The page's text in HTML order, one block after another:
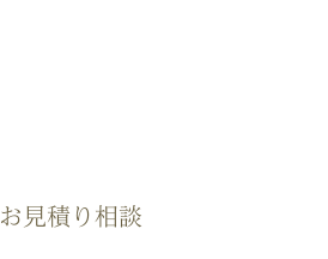
お見積り相談